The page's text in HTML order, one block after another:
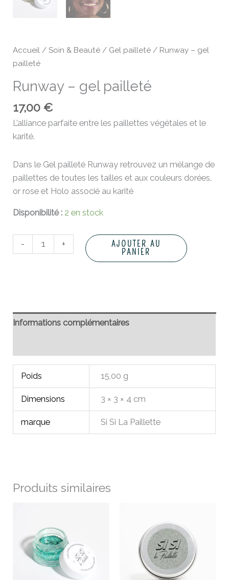
Accueil /Soin & Beauté / Gel pailleté / Runway – gel
pailleté
Runway – gel pailleté
17,00€
L’alliance parfaite entre les paillettes végétales et le
karité.
Dans le Gel pailleté Runway retrouvez un mélange de
paillettes de toutes les tailles et aux couleurs dorées,
or rose et Holo associé au karité
Disponibilité : 2 en stock
- +
AJOUTER AU
PANIER
Informations complémentaires
Poids 15,00 g
Dimensions 3 × 3 × 4 cm
marque Si Si La Paillette
Produits similaires